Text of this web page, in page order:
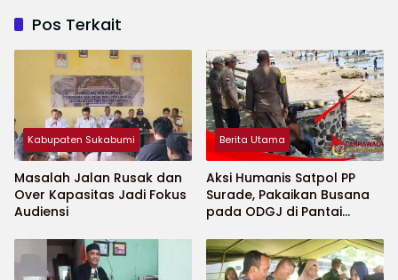
Pos Terkait
Kabupaten Sukabumi
Masalah Jalan Rusak dan
Over Kapasitas Jadi Fokus
Audiensi
Berita Utama
Aksi Humanis Satpol PP
Surade, Pakaikan Busana
pada ODGJ di Pantai